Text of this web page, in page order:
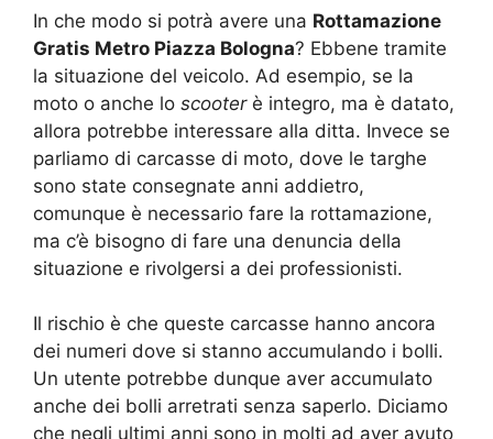
In che modo si potrà avere una Rottamazione
Gratis Metro Piazza Bologna? Ebbene tramite
la situazione del veicolo. Ad esempio, se la
moto o anche lo scooterè integro, ma è datato,
allora potrebbe interessare alla ditta. Invece se
parliamo di carcasse di moto, dove le targhe
sono state consegnate anni addietro,
comunque è necessario fare la rottamazione,
ma c’è bisogno di fare una denuncia della
situazione e rivolgersi a dei professionisti.
Il rischio è che queste carcasse hanno ancora
dei numeri dove si stanno accumulando i bolli.
Un utente potrebbe dunque aver accumulato
anche dei bolli arretrati senza saperlo. Diciamo
che negli ultimi anni sono in molti ad aver avuto